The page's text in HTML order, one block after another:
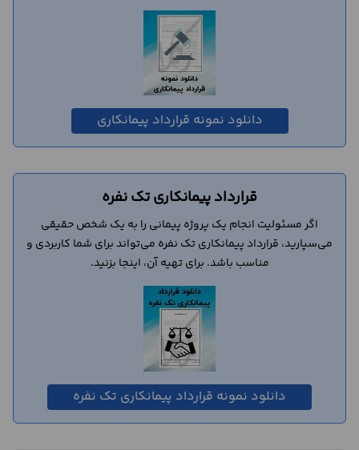
دانلود نمونه قرارداد پیمانکاری
قرارداد پیمانکاری تک نفره
اگر مسئولیت انجام یک پروژه پیمانی را به یک شخص حقیقی
می‌سپارید، قرارداد پیمانکاری تک نفره می‌تواند برای شما کاربردی و
مناسب باشد. برای تهیه آن، اینجا بزنید.
دانلود نمونه قرارداد پیمانکاری تک نفره